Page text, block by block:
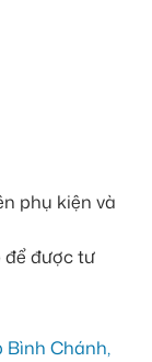
để được tư
Bình Chánh,